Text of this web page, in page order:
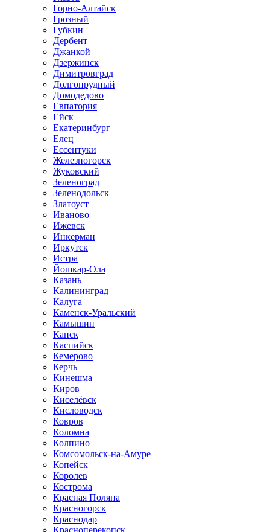
Горно-Алтайск
Грозный
Губкин
Дербент
Джанкой
Дзержинск
Димитровград
Долгопрудный
Домодедово
Евпатория
Ейск
Екатеринбург
Елец
Ессентуки
Железногорск
Жуковский
Зеленоград
Зеленодольск
Златоуст
Иваново
Ижевск
Инкерман
Иркутск
Истра
Йошкар-Ола
Казань
Калининград
Калуга
Каменск-Уральский
Камышин
Канск
Каспийск
Кемерово
Керчь
Кинешма
Киров
Киселёвск
Кисловодск
Ковров
Коломна
Колпино
Комсомольск-на-Амуре
Копейск
Королев
Кострома
Красная Поляна
Красногорск
Краснодар
Красноперекопск